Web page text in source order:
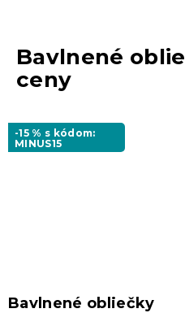
Bavlnené
ceny
-15 % s kódom:
MINUS15
Bavlnené obliečky